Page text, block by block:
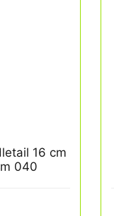
16 cm
040